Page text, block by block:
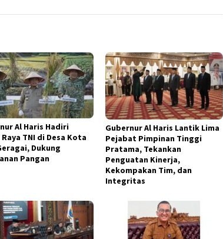
Al Haris Hadiri
Raya TNI di Desa Kota
Dukung
Pangan
Gubernur Al Haris Lantik Lima
Pejabat Pimpinan Tinggi
Pratama, Tekankan
Penguatan Kinerja,
Kekompakan Tim, dan
Integritas